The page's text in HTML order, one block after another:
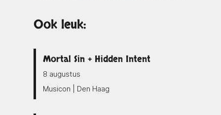
Ook leuk:
Mortal Sin + Hidden Intent
8 augustus
Musicon | Den Haag